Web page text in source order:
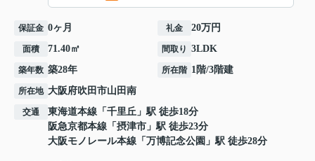
保証金 0ヶ月 礼金 20万円
面積 71.40㎡ 間取り 3LDK
築年数 築28年 所在階 1階/3階建
所在地 大阪府吹田市山田南
交通 東海道本線 「 千里丘 」駅 徒歩18分
阪急京都本線 「 摂津市 」駅 徒歩23分
大阪モノレール本線 「 万博記念公園 」駅 徒歩28分